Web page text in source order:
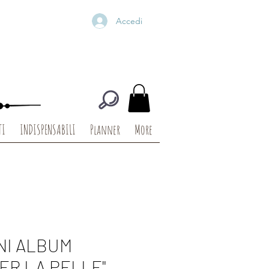
Accedi
INDISPENSABILI Planner More
ALBUM